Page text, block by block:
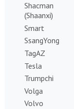
Shacman
(Shaanxi)
Smart
SsangYong
TagAZ
Tesla
Trumpchi
Volga
Volvo